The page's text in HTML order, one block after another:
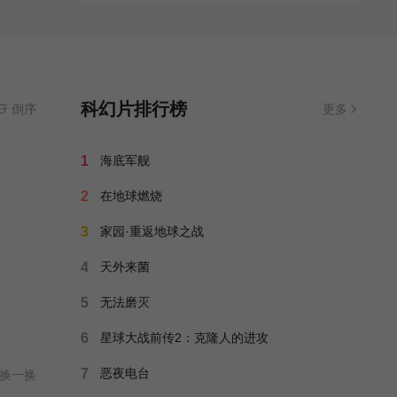
倒序
换一换
科幻片排行榜 更多
1 海底军舰
2 在地球燃烧
3 家园·重返地球之战
4 天外来菌
5 无法磨灭
6 星球大战前传2：克隆人的进攻
7 恶夜电台